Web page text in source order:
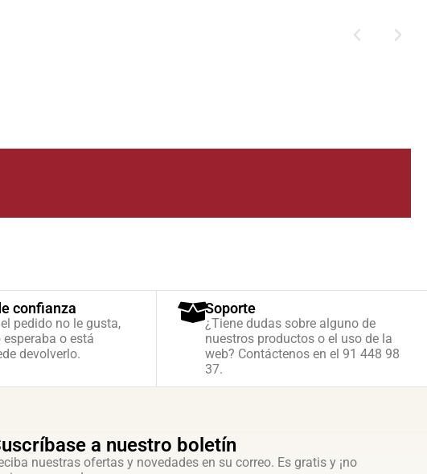
confianza
pedido no le gusta,
o está
devolverlo.
Soporte
¿Tiene dudas sobre alguno de
nuestros productos o el uso de la
web? Contáctenos en el 91 448 98
37.
a nuestro boletín
nuestras ofertas y novedades en su correo. Es gratis y ¡no